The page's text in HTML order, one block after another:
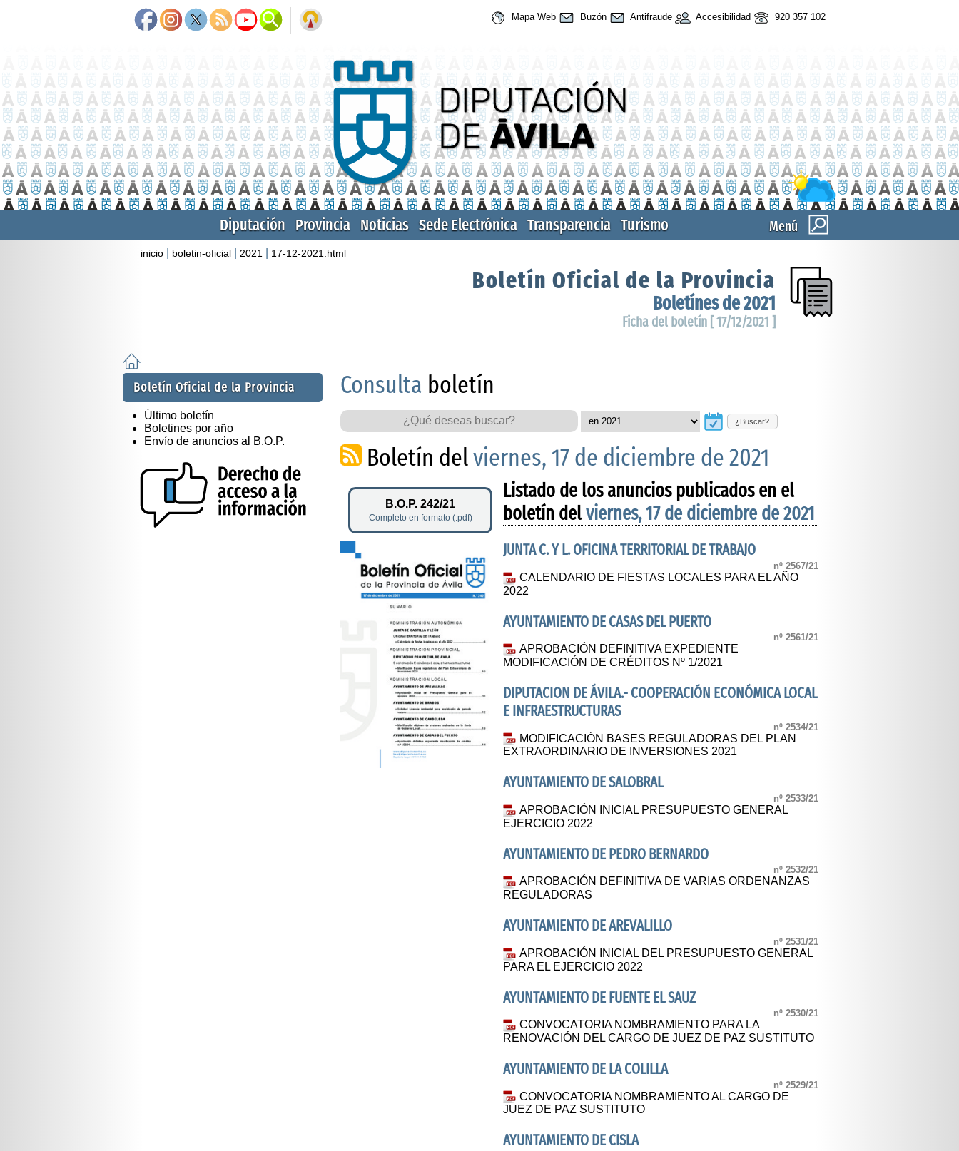
Mapa Web Buzón Antifraude Accesibilidad 920 357 102
Menú
Diputación Provincia Noticias Sede Electrónica Transparencia Turismo
inicio boletin-oficial 2021 17-12-2021.html
Boletín Oficial de la Provincia
Boletínes de 2021
Ficha del boletín [ 17/12/2021 ]
Boletín Oficial de la Provincia
Último boletín
Boletines por año
Envío de anuncios al B.O.P.
Consulta boletín
¿Buscar?
Boletín delviernes, 17 de diciembre de 2021
B.O.P. 242/21
Completo en formato (.pdf)
Listado de los anuncios publicados en el
boletín delviernes, 17 de diciembre de 2021
JUNTA C. Y L. OFICINA TERRITORIAL DE TRABAJO
nº 2567/21
CALENDARIO DE FIESTAS LOCALES PARA EL AÑO
2022
AYUNTAMIENTO DE CASAS DEL PUERTO
nº 2561/21
APROBACIÓN DEFINITIVA EXPEDIENTE
MODIFICACIÓN DE CRÉDITOS Nº 1/2021
DIPUTACION DE ÁVILA.- COOPERACIÓN ECONÓMICA LOCAL
E INFRAESTRUCTURAS
nº 2534/21
MODIFICACIÓN BASES REGULADORAS DEL PLAN
EXTRAORDINARIO DE INVERSIONES 2021
AYUNTAMIENTO DE SALOBRAL
nº 2533/21
APROBACIÓN INICIAL PRESUPUESTO GENERAL
EJERCICIO 2022
AYUNTAMIENTO DE PEDRO BERNARDO
nº 2532/21
APROBACIÓN DEFINITIVA DE VARIAS ORDENANZAS
REGULADORAS
AYUNTAMIENTO DE AREVALILLO
nº 2531/21
APROBACIÓN INICIAL DEL PRESUPUESTO GENERAL
PARA EL EJERCICIO 2022
AYUNTAMIENTO DE FUENTE EL SAUZ
nº 2530/21
CONVOCATORIA NOMBRAMIENTO PARA LA
RENOVACIÓN DEL CARGO DE JUEZ DE PAZ SUSTITUTO
AYUNTAMIENTO DE LA COLILLA
nº 2529/21
CONVOCATORIA NOMBRAMIENTO AL CARGO DE
JUEZ DE PAZ SUSTITUTO
AYUNTAMIENTO DE CISLA